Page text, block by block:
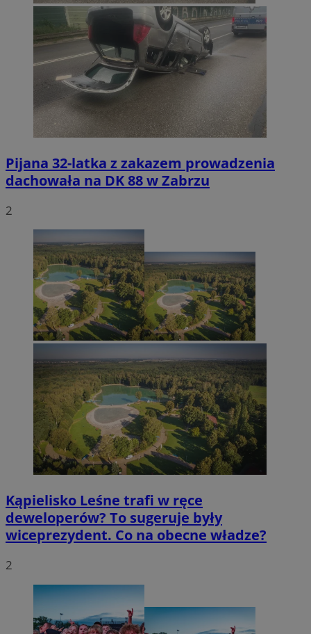
Pijana 32-latka z zakazem prowadzenia
dachowała na DK 88 w Zabrzu
2
Kąpielisko Leśne trafi w ręce
deweloperów? To sugeruje były
wiceprezydent. Co na obecne władze?
2